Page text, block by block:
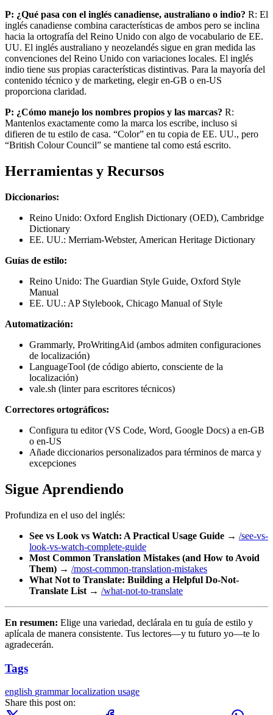
P: ¿Qué pasa con el inglés canadiense, australiano o indio? R: El
inglés canadiense combina características de ambos pero se inclina
hacia la ortografía del Reino Unido con algo de vocabulario de EE.
UU. El inglés australiano y neozelandés sigue en gran medida las
convenciones del Reino Unido con variaciones locales. El inglés
indio tiene sus propias características distintivas. Para la mayoría del
contenido técnico y de marketing, elegir en-GB o en-US
proporciona claridad.
P: ¿Cómo manejo los nombres propios y las marcas? R:
Mantenlos exactamente como la marca los escribe, incluso si
difieren de tu estilo de casa. “Color” en tu copia de EE. UU., pero
“British Colour Council” se mantiene tal como está escrito.
Herramientas y Recursos
Diccionarios:
Reino Unido: Oxford English Dictionary (OED), Cambridge
Dictionary
EE. UU.: Merriam-Webster, American Heritage Dictionary
Guías de estilo:
Reino Unido: The Guardian Style Guide, Oxford Style
Manual
EE. UU.: AP Stylebook, Chicago Manual of Style
Automatización:
Grammarly, ProWritingAid (ambos admiten configuraciones
de localización)
LanguageTool (de código abierto, consciente de la
localización)
vale.sh (linter para escritores técnicos)
Correctores ortográficos:
Configura tu editor (VS Code, Word, Google Docs) a en-GB
o en-US
Añade diccionarios personalizados para términos de marca y
excepciones
Sigue Aprendiendo
Profundiza en el uso del inglés:
See vs Look vs Watch: A Practical Usage Guide → /see-vs-
look-vs-watch-complete-guide
Most Common Translation Mistakes (and How to Avoid
Them) → /most-common-translation-mistakes
What Not to Translate: Building a Helpful Do-Not-
Translate List → /what-not-to-translate
En resumen: Elige una variedad, declárala en tu guía de estilo y
aplícala de manera consistente. Tus lectores—y tu futuro yo—te lo
agradecerán.
Tags
english grammarlocalization usage
Share this post on: